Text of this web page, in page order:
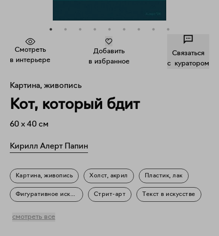
Смотреть
в интерьере
Добавить
в избранное
Связаться
c куратором
Картина, живопись
Кот, который бдит
60 x 40 см
Кирилл Алерт Папин
Картина, живопись Холст, акрил Пластик, лак
Фигуративное искусство Стрит-арт Текст в искусстве
смотреть все